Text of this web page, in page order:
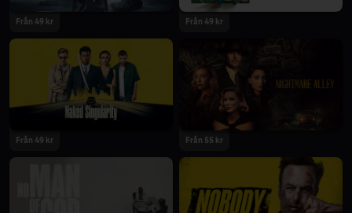
Från 49 kr
2021
Från 49 kr
Från 49 kr
2021
Från 55 kr